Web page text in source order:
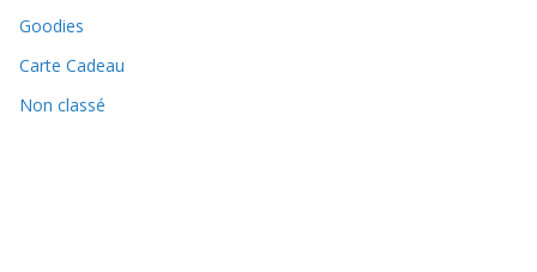
Goodies
Carte Cadeau
Non classé